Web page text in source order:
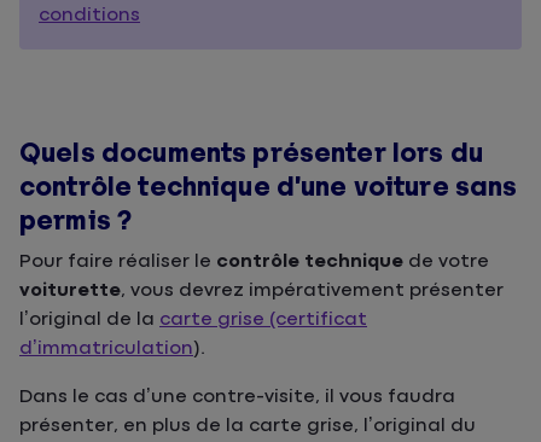
conditions
Quels documents présenter lors du
contrôle technique d’une voiture sans
permis ?
Pour faire réaliser le contrôle technique de votre
voiturette, vous devrez impérativement présenter
l’original de la carte grise (certificat
d’immatriculation).
Dans le cas d’une contre-visite, il vous faudra
présenter, en plus de la carte grise, l’original du